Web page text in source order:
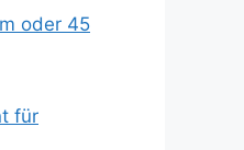
oder 45
für